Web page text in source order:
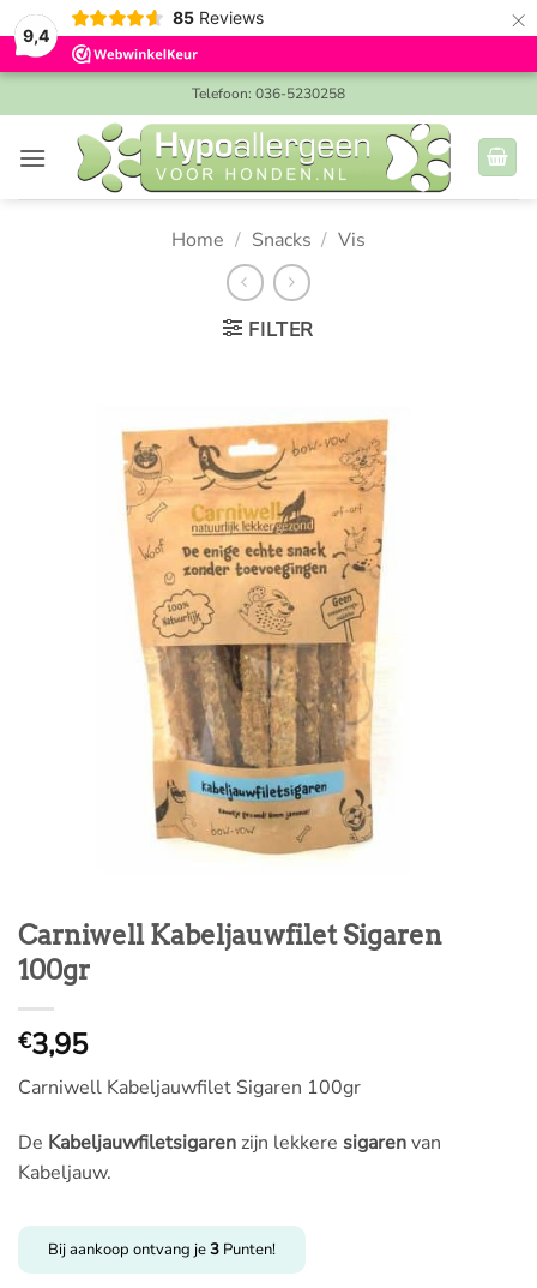
9,4
85 Reviews ×
Ga
naar
inhoud
Telefoon: 036-5230258
Home / Snacks / Vis
FILTER
Carniwell Kabeljauwfilet Sigaren
100gr
€3,95
Carniwell Kabeljauwfilet Sigaren 100gr
De Kabeljauwfiletsigaren zijn lekkere sigarenvan
Kabeljauw.
Bij aankoop ontvang je3 Punten!